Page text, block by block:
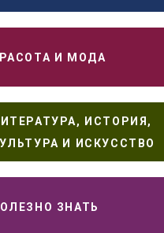
И МОДА
ИСТОРИЯ,
И ИСКУССТВО
ЗНАТЬ